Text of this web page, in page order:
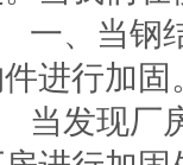
一、当钢
进行加固
当发现厂